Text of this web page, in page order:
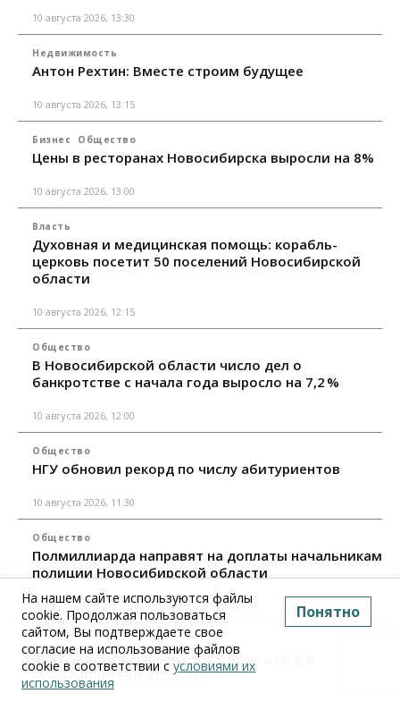
10 августа 2026, 13:30
Недвижимость
Антон Рехтин: Вместе строим будущее
10 августа 2026, 13:15
Бизнес Общество
Цены в ресторанах Новосибирска выросли на 8%
10 августа 2026, 13:00
Власть
Духовная и медицинская помощь: корабль-
церковь посетит 50 поселений Новосибирской
области
10 августа 2026, 12:15
Общество
В Новосибирской области число дел о
банкротстве с начала года выросло на 7,2 %
10 августа 2026, 12:00
Общество
НГУ обновил рекорд по числу абитуриентов
10 августа 2026, 11:30
Общество
Полмиллиарда направят на доплаты начальникам
полиции Новосибирской области
10 августа 2026, 11:15
Финансы
ПСБ нарастил объемы факторинга МСБ в
Новосибирской области
На нашем сайте используются файлы
cookie. Продолжая пользоваться
сайтом, Вы подтверждаете свое
согласие на использование файлов
cookie в соответствии с условиями их
использования
Понятно